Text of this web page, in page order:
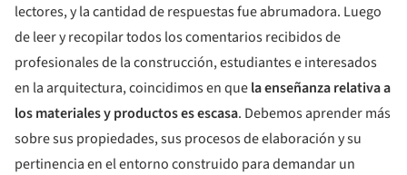
lectores, y la cantidad de respuestas fue abrumadora. Luego
de leer y recopilar todos los comentarios recibidos de
profesionales de la construcción, estudiantes e interesados
en la arquitectura, coincidimos en quela enseñanza relativa a
los materiales y productos es escasa. Debemos aprender más
sobre sus propiedades, sus procesos de elaboración y su
pertinencia en el entorno construido para demandar un